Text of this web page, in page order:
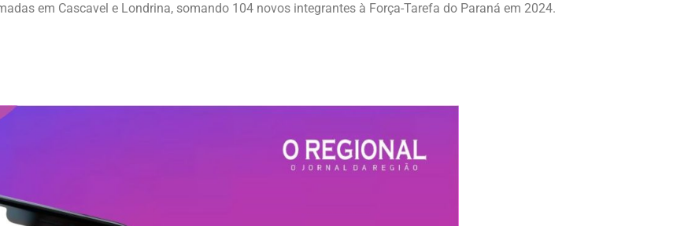
em Cascavel e Londrina, somando 104 novos integrantes à Força-Tarefa do Paraná em 2024.